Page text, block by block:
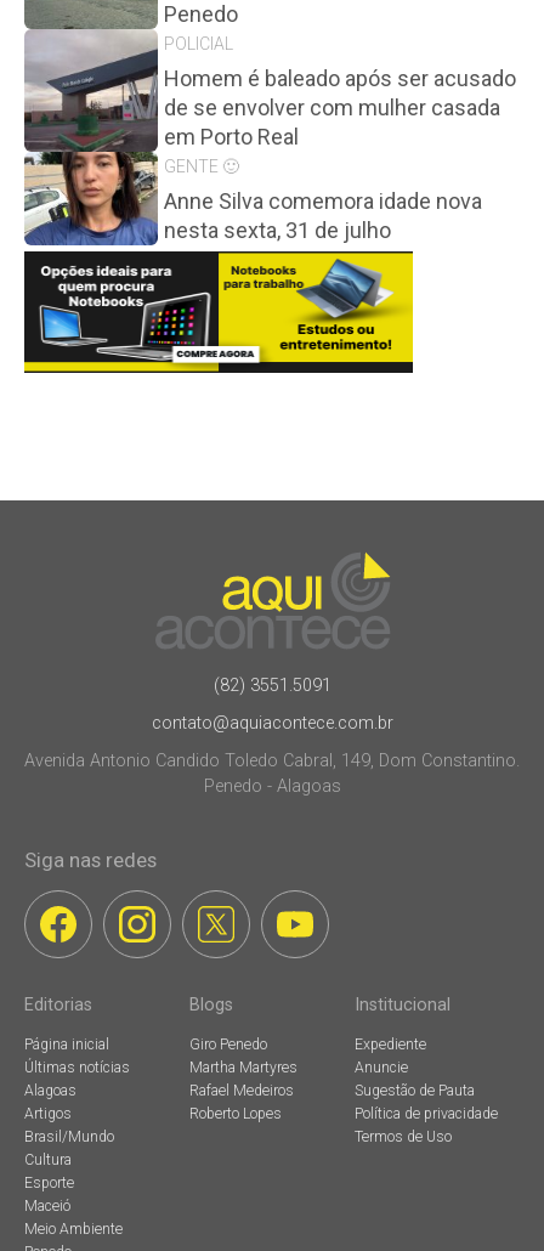
Penedo
POLICIAL
Homem é baleado após ser acusado
de se envolver com mulher casada
em Porto Real
GENTE 🙂
Anne Silva comemora idade nova
nesta sexta, 31 de julho
(82) 3551.5091
contato@aquiacontece.com.br
Avenida Antonio Candido Toledo Cabral, 149, Dom Constantino.
Penedo - Alagoas
Siga nas redes
Editorias
Página inicial
Últimas notícias
Alagoas
Artigos
Brasil/Mundo
Cultura
Esporte
Maceió
Meio Ambiente
Blogs
Giro Penedo
Martha Martyres
Rafael Medeiros
Roberto Lopes
Institucional
Expediente
Anuncie
Sugestão de Pauta
Política de privacidade
Termos de Uso